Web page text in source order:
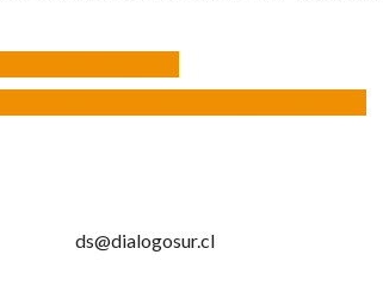
ds@dialogosur.cl